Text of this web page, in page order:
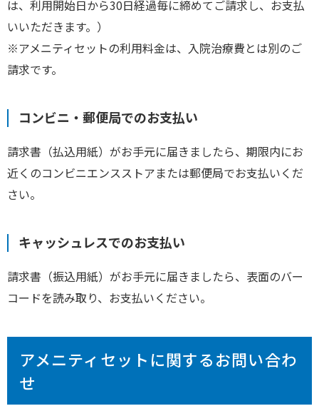
は、利用開始日から30日経過毎に締めてご請求し、お支払
いいただきます。）
※アメニティセットの利用料金は、入院治療費とは別のご
請求です。
コンビニ・郵便局でのお支払い
請求書（払込用紙）がお手元に届きましたら、期限内にお
近くのコンビニエンスストアまたは郵便局でお支払いくだ
さい。
キャッシュレスでのお支払い
請求書（振込用紙）がお手元に届きましたら、表面のバー
コードを読み取り、お支払いください。
アメニティセットに関するお問い合わ
せ